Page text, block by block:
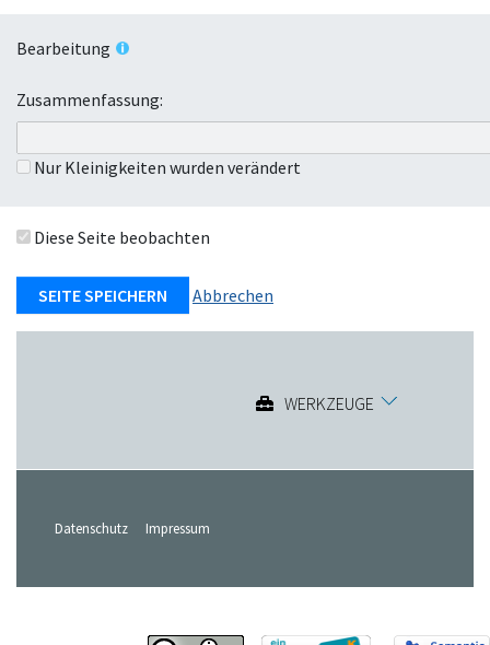
Bearbeitung
Zusammenfassung:
Nur Kleinigkeiten wurden verändert
Diese Seite beobachten
Abbrechen
WERKZEUGE
Datenschutz Impressum